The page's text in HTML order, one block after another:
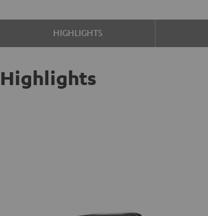
HIGHLIGHTS
Highlights